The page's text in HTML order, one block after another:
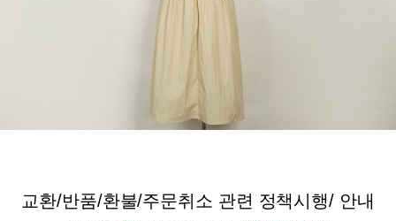
교환/반품/환불/주문취소 관련 정책시행/ 안내